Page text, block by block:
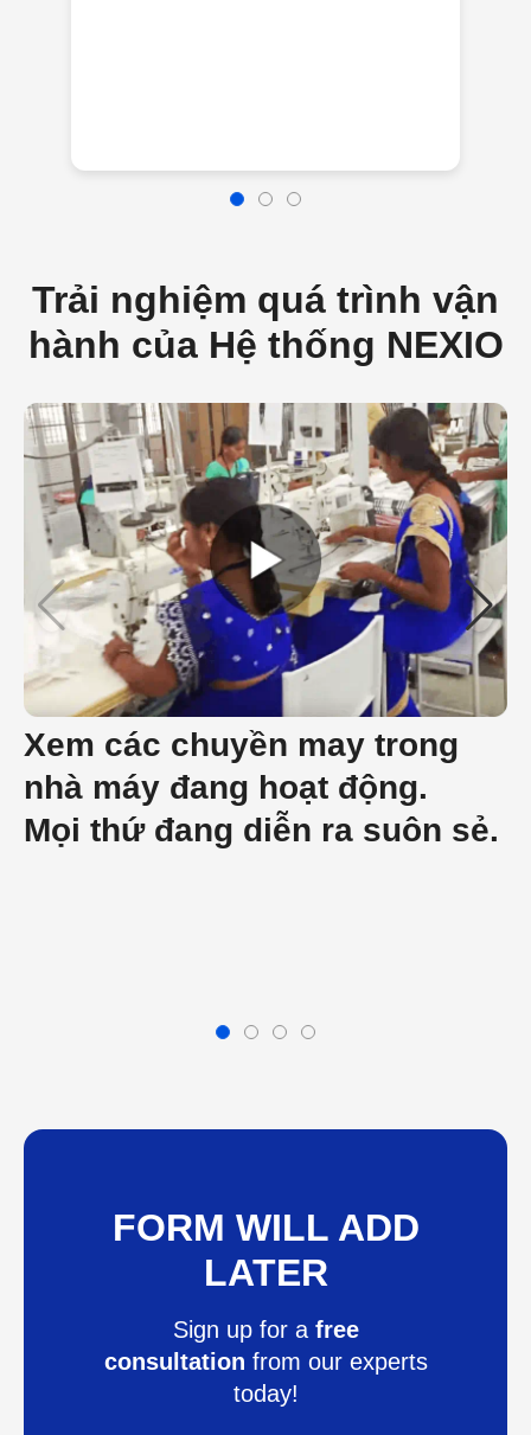
Trải nghiệm quá trình vận
hành của Hệ thống NEXIO
Xem các chuyền may trong
nhà máy đang hoạt động.
Mọi thứ đang diễn ra suôn sẻ.
FORM WILL ADD
LATER
Sign up for a free
consultation from our experts
today!